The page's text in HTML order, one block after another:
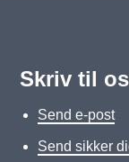
Skriv til
Send e-post
Send sikker